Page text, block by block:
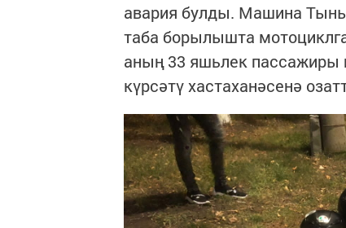
авария булды. Машина
таба борылышта
аның 33 яшьлек
күрсәтү хастаханәсенә